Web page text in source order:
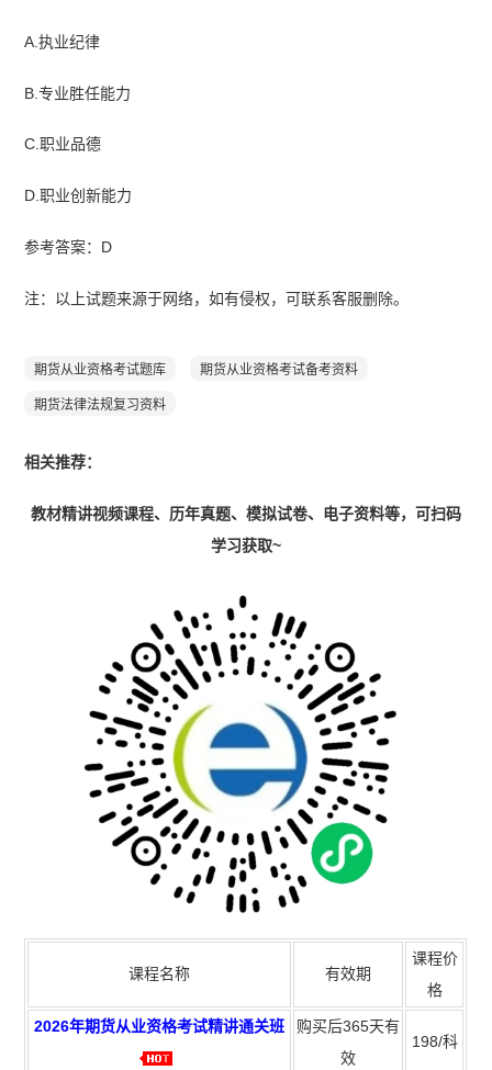
A.执业纪律
B.专业胜任能力
C.职业品德
D.职业创新能力
参考答案：D
注：以上试题来源于网络，如有侵权，可联系客服删除。
期货从业资格考试题库 期货从业资格考试备考资料
期货法律法规复习资料
相关推荐：
教材精讲视频课程、历年真题、模拟试卷、电子资料等，可扫码
学习获取~
课程名称 有效期
课程价
格
2026年期货从业资格考试精讲通关班
购买后365天有
效
198/科